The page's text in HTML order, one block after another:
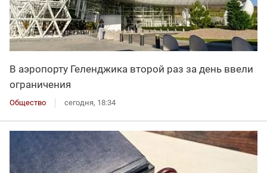
В аэропорту Геленджика второй раз за день ввели
ограничения
Общество сегодня, 18:34